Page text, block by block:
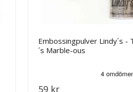
Embossingpulver Lindy´s -
´s Marble-ous
59 kr